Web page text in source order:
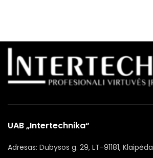
UAB „Intertechnika“
Adresas: Dubysos g. 29, LT-91181, Klaipėda